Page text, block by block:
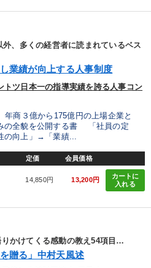
外、多くの経営者に読まれているベス
業績が向上する人事制度
トツ日本一の指導実績を誇る人事コン
商３億から175億円の上場企業と
の全貌を公開する書 「社員の定
向上」→「業績...
定価 会員価格
14,850円 13,200円
カートに
入れる
かけてくる感動の教え54項目…
を贈る」中村天風述